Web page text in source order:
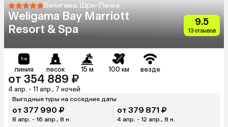
Велигама, Шри-Ланка
Weligama Bay Marriott
Resort & Spa
9.5
13 отзывов
линия песок 15 м 100 км везде
от 354 889 ₽
4 апр. - 11 апр., 7 ночей
Выгодные туры на соседние даты
от 377 990 ₽
8 апр. - 16 апр., 8 н.
от 379 871 ₽
4 апр. - 12 апр., 8 н.